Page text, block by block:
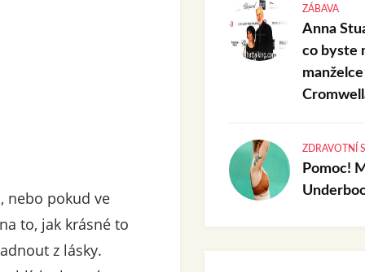
nebo pokud ve
to, jak krásné to
z lásky.
ZÁBAVA
Anna
co byste
ZDRAVOTNÍ
Pomoc!